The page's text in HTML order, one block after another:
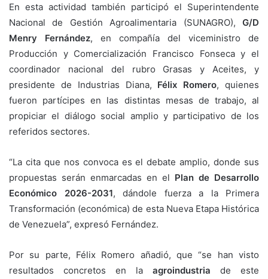
En esta actividad también participó el Superintendente
Nacional de Gestión Agroalimentaria (SUNAGRO), G/D
Menry Fernández, en compañía del viceministro de
Producción y Comercialización Francisco Fonseca y el
coordinador nacional del rubro Grasas y Aceites, y
presidente de Industrias Diana, Félix Romero, quienes
fueron partícipes en las distintas mesas de trabajo, al
propiciar el diálogo social amplio y participativo de los
referidos sectores.
“La cita que nos convoca es el debate amplio, donde sus
propuestas serán enmarcadas en el Plan de Desarrollo
Económico 2026-2031, dándole fuerza a la Primera
Transformación (económica) de esta Nueva Etapa Histórica
de Venezuela”, expresó Fernández.
Por su parte, Félix Romero añadió, que “se han visto
resultados concretos en la agroindustria de este